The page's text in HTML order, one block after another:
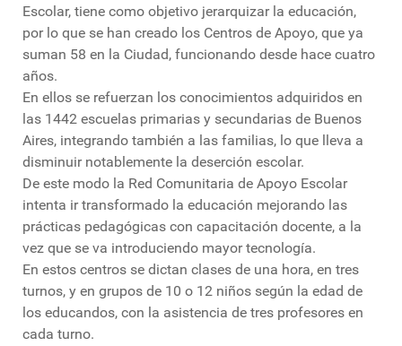
Escolar, tiene como objetivo jerarquizar la educación,
por lo que se han creado los Centros de Apoyo, que ya
suman 58 en la Ciudad, funcionando desde hace cuatro
años.
En ellos se refuerzan los conocimientos adquiridos en
las 1442 escuelas primarias y secundarias de Buenos
Aires, integrando también a las familias, lo que lleva a
disminuir notablemente la deserción escolar.
De este modo la Red Comunitaria de Apoyo Escolar
intenta ir transformado la educación mejorando las
prácticas pedagógicas con capacitación docente, a la
vez que se va introduciendo mayor tecnología.
En estos centros se dictan clases de una hora, en tres
turnos, y en grupos de 10 o 12 niños según la edad de
los educandos, con la asistencia de tres profesores en
cada turno.